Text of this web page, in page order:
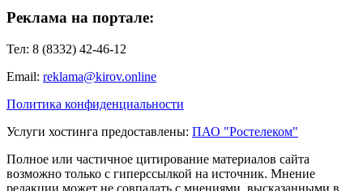
Реклама на портале:
Тел: 8 (8332) 42-46-12
Email: reklama@kirov.online
Политика конфиденциальности
Услуги хостинга предоставлены: ПАО "Ростелеком"
Полное или частичное цитирование материалов сайта
возможно только с гиперссылкой на источник. Мнение
редакции может не совпадать с мнениями, высказанными в